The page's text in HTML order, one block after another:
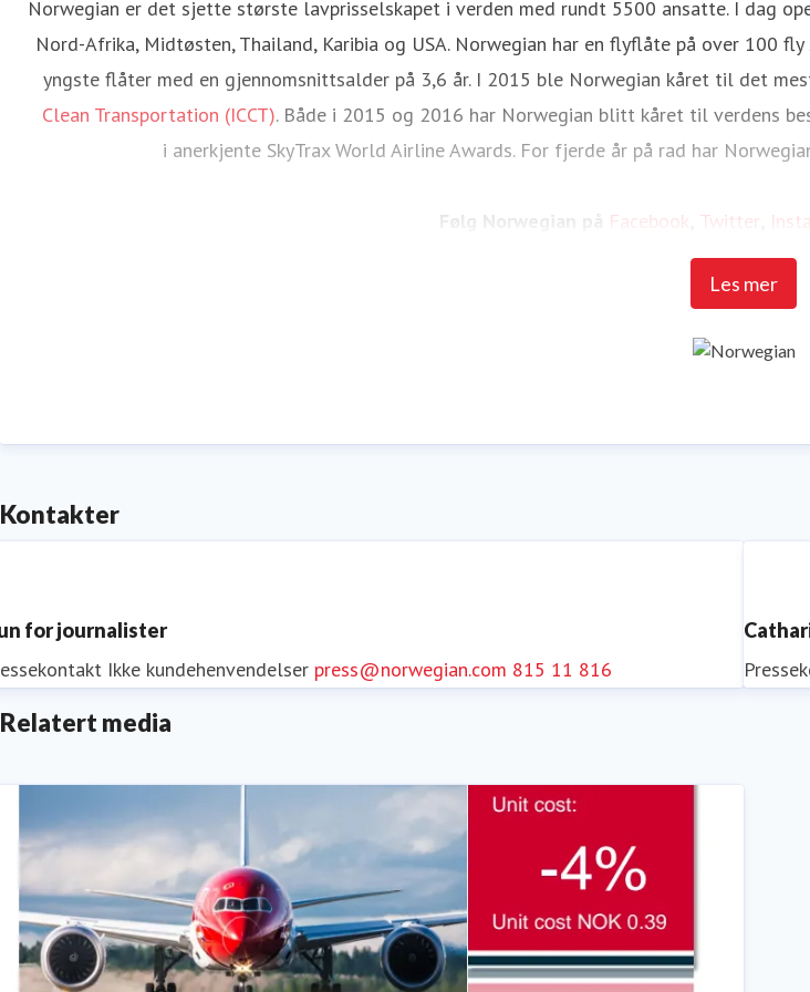
Norwegian er det sjette største lavprisselskapet i verden med rundt 5500 ansatte. I dag
Nord-Afrika, Midtøsten, Thailand, Karibia og USA. Norwegian har en flyflåte på over 100
yngste flåter med en gjennomsnittsalder på 3,6 år. I 2015 ble Norwegian kåret til det
Clean Transportation (ICCT). Både i 2015 og 2016 har Norwegian blitt kåret til verdens
i anerkjente SkyTrax World Airline Awards. For fjerde år på rad har
Følg Norwegian på Facebook Twitter
Les mer
Kontakter
for journalister
Ikke kundehenvendelser press@norwegian.com 815 11 816
Relatert media